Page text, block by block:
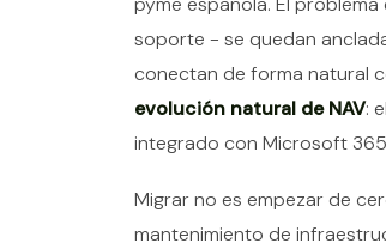
soporte - se quedan
conectan de forma natural
evolución natural de NAV:
integrado con Microsoft
Migrar no es empezar de
mantenimiento de